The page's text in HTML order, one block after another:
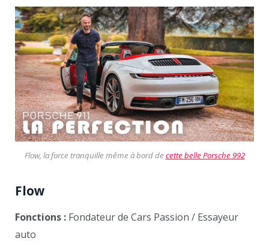
Flow, la force tranquille même à bord de cette belle Porsche 992
Flow
Fonctions : Fondateur de Cars Passion / Essayeur
auto